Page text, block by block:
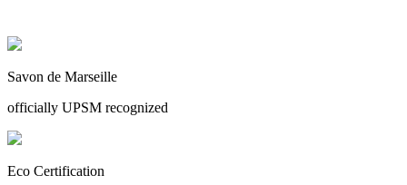
Savon de Marseille
officially UPSM recognized
Eco Certification